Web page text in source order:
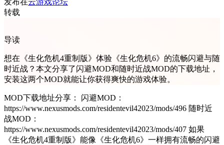
转载
导读
想在《生化危机4重制版》体验《生化危机6》的流畅闪避与随
时近战？本文分享了闪避MOD和随时近战MOD的下载地址，
安装这两个MOD就能让你获得爽快的游戏体验。
MOD下载地址分享： 闪避MOD：
https://www.nexusmods.com/residentevil42023/mods/496 随时近
战MOD：
https://www.nexusmods.com/residentevil42023/mods/407 如果
《生化危机4重制版》能像《生化危机6》一样拥有流畅的闪避